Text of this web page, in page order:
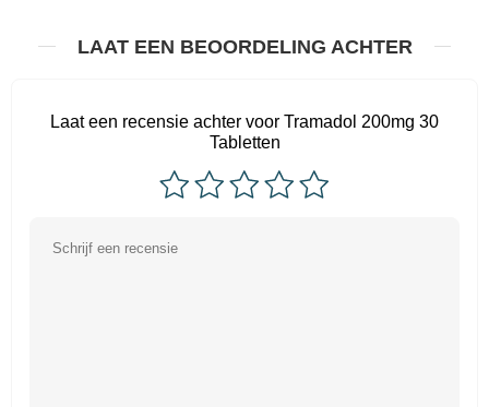
LAAT EEN BEOORDELING ACHTER
Laat een recensie achter voor Tramadol 200mg 30
Tabletten